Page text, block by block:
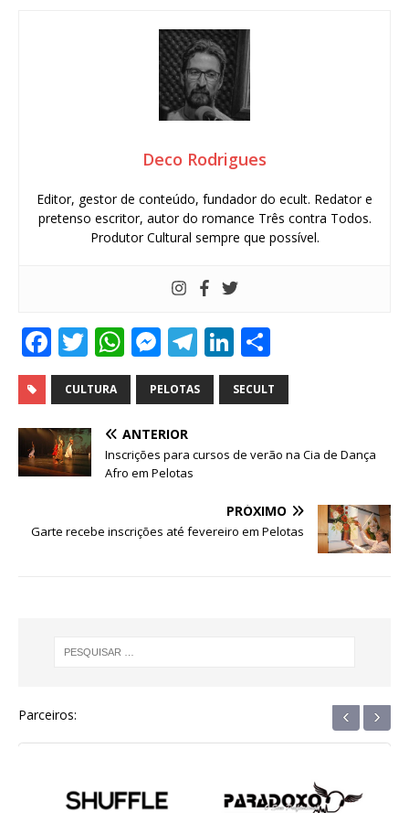
Deco Rodrigues
Editor, gestor de conteúdo, fundador do ecult. Redator e
pretenso escritor, autor do romance Três contra Todos.
Produtor Cultural sempre que possível.
F
a
c
e
b
o
o
k
T
w
it
te
r
W
h
at
s
A
p
p
M
e
ss
e
n
g
e
r
T
el
e
ra
Li
n
k
dI
h
ar
CULTURA PELOTAS SECULT
ANTERIOR
Inscrições para cursos de verão na Cia de Dança
Afro em Pelotas
PRÓXIMO
Garte recebe inscrições até fevereiro em Pelotas
Parceiros: ‹ ›